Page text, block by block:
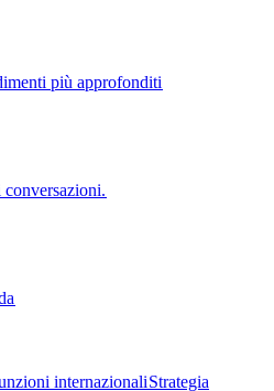
più approfonditi​​
internazionali​​Strategia